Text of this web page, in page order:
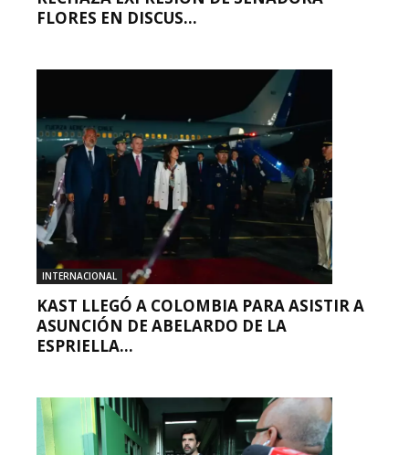
FLORES EN DISCUS...
INTERNACIONAL
KAST LLEGÓ A COLOMBIA PARA ASISTIR A
ASUNCIÓN DE ABELARDO DE LA
ESPRIELLA...